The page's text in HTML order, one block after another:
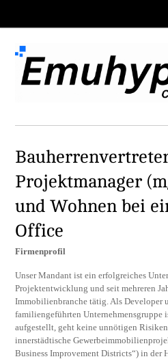
Projektmanager
und Wohnen bei
Office
Firmenprofil
Unser Mandant ist ein erfolgreiches
Projektentwicklung und seit mehreren
Immobilienbranche tätig. Als Developer
familiengeführten Unternehmensgruppe
aufgestellt, geht keine unnötigen
innerstädtische
Business Improvement Districts“) in der